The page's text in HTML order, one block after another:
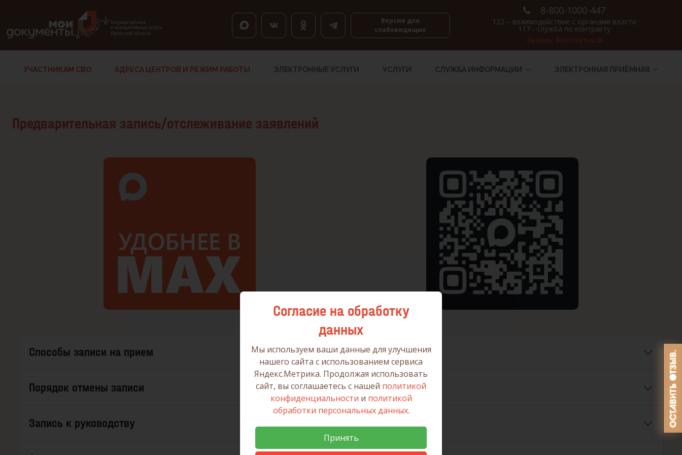
Версия для
слабовидящих
8-800-1000-447
122 – взаимодействие с органами власти
117 - служба по контракту
Звонок бесплатный
УЧАСТНИКАМ СВО АДРЕСА ЦЕНТРОВ И РЕЖИМ РАБОТЫ ЭЛЕКТРОННЫЕ УСЛУГИ УСЛУГИ СЛУЖБА ИНФОРМАЦИИ ЭЛЕКТРОННАЯ ПРИЁМНАЯ
Предварительная запись/отслеживание заявлений
Способы записи на прием
Порядок отмены записи
Запись к руководству
Согласие на обработку
данных
Мы используем ваши данные для улучшения
нашего сайта с использованием сервиса
Яндекс.Метрика. Продолжая использовать
сайт, вы соглашаетесь с нашей политикой
конфиденциальности и политикой
обработки персональных данных.
Принять